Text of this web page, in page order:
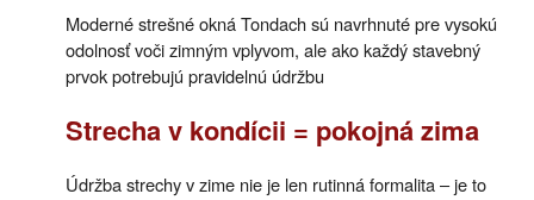
Moderné strešné okná Tondach sú navrhnuté pre vysokú
odolnosť voči zimným vplyvom, ale ako každý stavebný
prvok potrebujú pravidelnú údržbu
Strecha v kondícii = pokojná zima
Údržba strechy v zime nie je len rutinná formalita – je to